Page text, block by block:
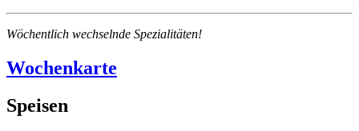
Wöchentlich wechselnde Spezialitäten!
Wochenkarte
Speisen